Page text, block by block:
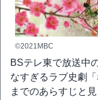
©2021MBC
BSテレ東で放送中
なすぎるラブ史劇
までのあらすじと